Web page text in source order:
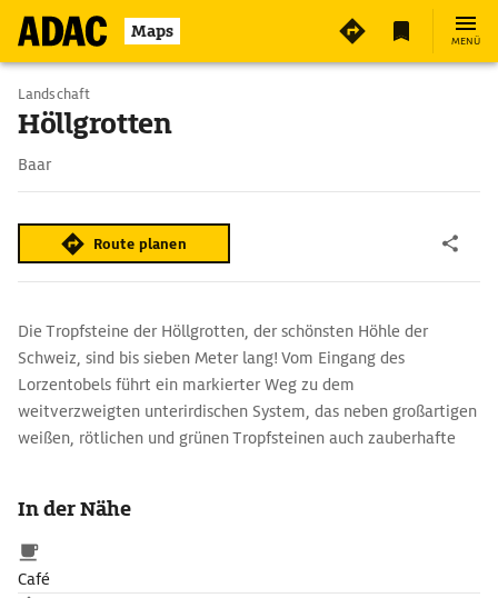
Maps MENÜ
Landschaft
Höllgrotten
Baar
Route planen
Die Tropfsteine der Höllgrotten, der schönsten Höhle der
Schweiz, sind bis sieben Meter lang! Vom Eingang des
Lorzentobels führt ein markierter Weg zu dem
weitverzweigten unterirdischen System, das neben großartigen
weißen, rötlichen und grünen Tropfsteinen auch zauberhafte
Nymphenquelle, Bienenkorb, Schildkröte, Krokodil und Dom.
Am Waldrand vor dem Höhleneingang kann man herrlich grillen
und picknicken oder beim Restaurant die schattige Terrasse
In der Nähe
Café